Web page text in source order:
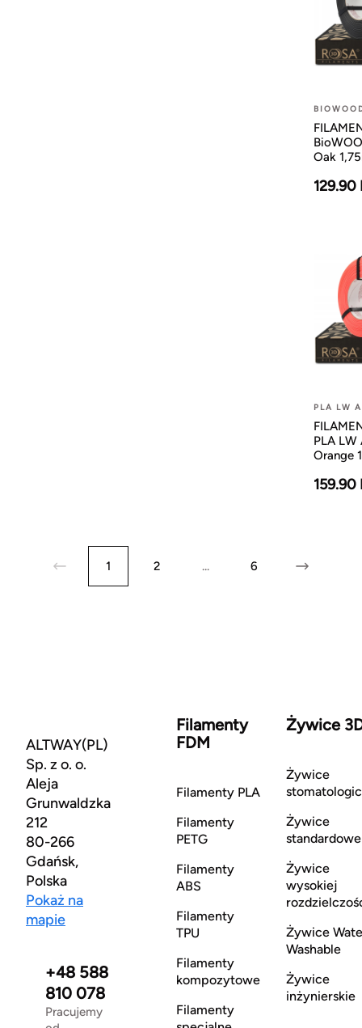
Oak
129.90
PLA LW
PLA LW
Orange
159.90
1 2 ... 6
ALTWAY(PL)
Sp. z o. o.
Aleja
Grunwaldzka
212
80-266
Gdańsk,
Polska
Pokaż na
mapie
+48 588
810 078
Pracujemy
Filamenty
FDM
Filamenty PLA
Filamenty
PETG
Filamenty
ABS
Filamenty
TPU
Filamenty
kompozytowe
Filamenty
Żywice
Żywice
Żywice
standardowe
Żywice
wysokiej
Żywice
Washable
Żywice
inżynierskie